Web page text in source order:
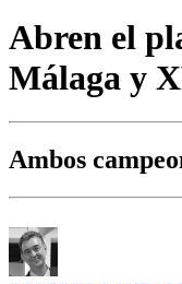
Abren el
Málaga y
Ambos